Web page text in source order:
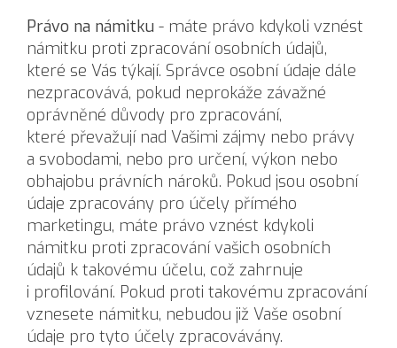
Právo na námitku - máte právo kdykoli vznést
námitku proti zpracování osobních údajů,
které se Vás týkají. Správce osobní údaje dále
nezpracovává, pokud neprokáže závažné
oprávněné důvody pro zpracování,
které převažují nad Vašimi zájmy nebo právy
a svobodami, nebo pro určení, výkon nebo
obhajobu právních nároků. Pokud jsou osobní
údaje zpracovány pro účely přímého
marketingu, máte právo vznést kdykoli
námitku proti zpracování vašich osobních
údajů k takovému účelu, což zahrnuje
i profilování. Pokud proti takovému zpracování
vznesete námitku, nebudou již Vaše osobní
údaje pro tyto účely zpracovávány.